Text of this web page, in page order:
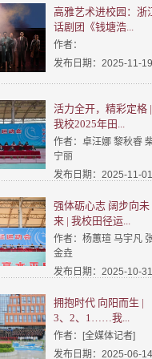
高雅艺术进校园：浙
话剧团《钱塘浩...
作者：
发布日期：2025-11-19
活力全开，精彩定格 |
我校2025年田...
作者：卓汪娜 黎秋睿
宁丽
发布日期：2025-11-01
强体砺心志 阔步向未
来 | 我校田径运...
作者：杨蕙瑄 马宇凡
金垚
发布日期：2025-10-31
拥抱时代 向阳而生 |
3、2、1……我...
作者：[全媒体记者]
发布日期：2025-06-14